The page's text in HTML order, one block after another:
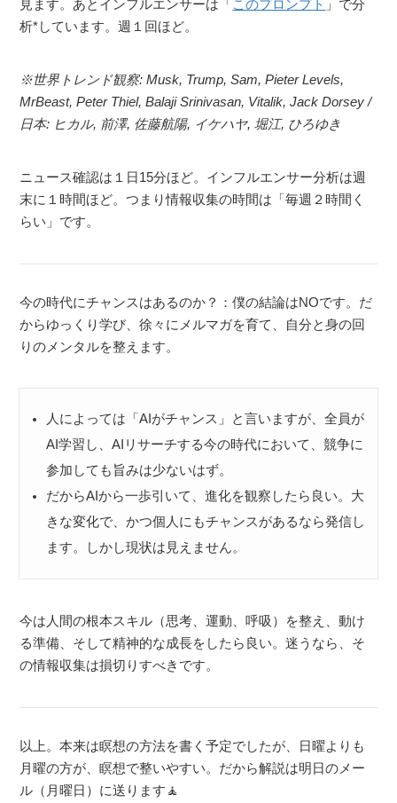
見ます。あとインフルエンサーは「 このプロンプト 」で分
析*しています。週１回ほど。
※世界トレンド観察: Musk, Trump, Sam, Pieter Levels,
MrBeast, Peter Thiel, Balaji Srinivasan, Vitalik, Jack Dorsey /
日本: ヒカル, 前澤, 佐藤航陽, イケハヤ, 堀江, ひろゆき
ニュース確認は１日15分ほど。インフルエンサー分析は週
末に１時間ほど。つまり情報収集の時間は「毎週２時間く
らい」です。
今の時代にチャンスはあるのか？：僕の結論はNOです。だ
からゆっくり学び、徐々にメルマガを育て、自分と身の回
りのメンタルを整えます。
人によっては「AIがチャンス」と言いますが、全員が
AI学習し、AIリサーチする今の時代において、競争に
参加しても旨みは少ないはず。
だからAIから一歩引いて、進化を観察したら良い。大
きな変化で、かつ個人にもチャンスがあるなら発信し
ます。しかし現状は見えません。
今は人間の根本スキル（思考、運動、呼吸）を整え、動け
る準備、そして精神的な成長をしたら良い。迷うなら、そ
の情報収集は損切りすべきです。
以上。本来は瞑想の方法を書く予定でしたが、日曜よりも
月曜の方が、瞑想で整いやすい。だから解説は明日のメー
ル（月曜日）に送ります🧘